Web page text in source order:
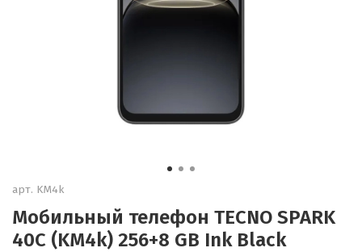
арт. KM4k
Мобильный телефон TECNO SPARK
40С (KM4k) 256+8 GB Ink Black